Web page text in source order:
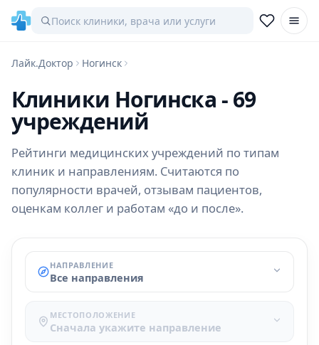
Лайк.Доктор Ногинск
Клиники Ногинска - 69
учреждений
Рейтинги медицинских учреждений по типам
клиник и направлениям. Считаются по
популярности врачей, отзывам пациентов,
оценкам коллег и работам «до и после».
НАПРАВЛЕНИЕ
Все направления
МЕСТОПОЛОЖЕНИЕ
Сначала укажите направление